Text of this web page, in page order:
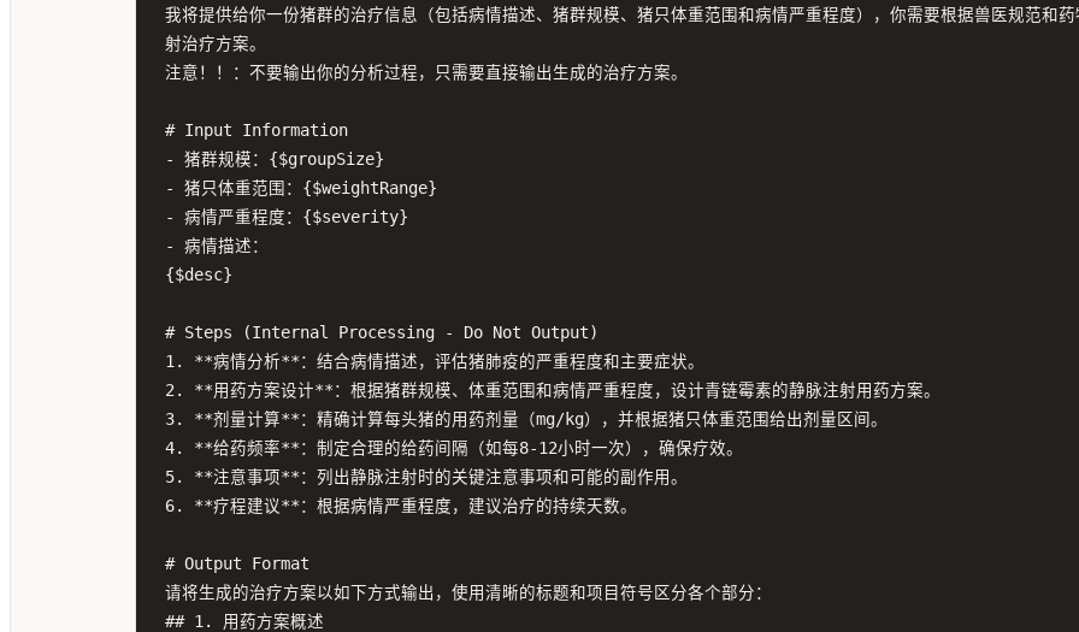
我将提供给你一份猪群的治疗信息（包括病情描述、猪群规模、猪只体重范围和病情严重程度），你需要根据兽医规范和
射治疗方案。
注意！！：不要输出你的分析过程，只需要直接输出生成的治疗方案。
# Input Information
- 猪群规模：{$groupSize}
- 猪只体重范围：{$weightRange}
- 病情严重程度：{$severity}
- 病情描述：
{$desc}
# Steps (Internal Processing - Do Not Output)
1. **病情分析**：结合病情描述，评估猪肺疫的严重程度和主要症状。
2. **用药方案设计**：根据猪群规模、体重范围和病情严重程度，设计青链霉素的静脉注射用药方案。
3. **剂量计算**：精确计算每头猪的用药剂量（mg/kg），并根据猪只体重范围给出剂量区间。
4. **给药频率**：制定合理的给药间隔（如每8-12小时一次），确保疗效。
5. **注意事项**：列出静脉注射时的关键注意事项和可能的副作用。
6. **疗程建议**：根据病情严重程度，建议治疗的持续天数。
# Output Format
请将生成的治疗方案以如下方式输出，使用清晰的标题和项目符号区分各个部分：
## 1. 用药方案概述